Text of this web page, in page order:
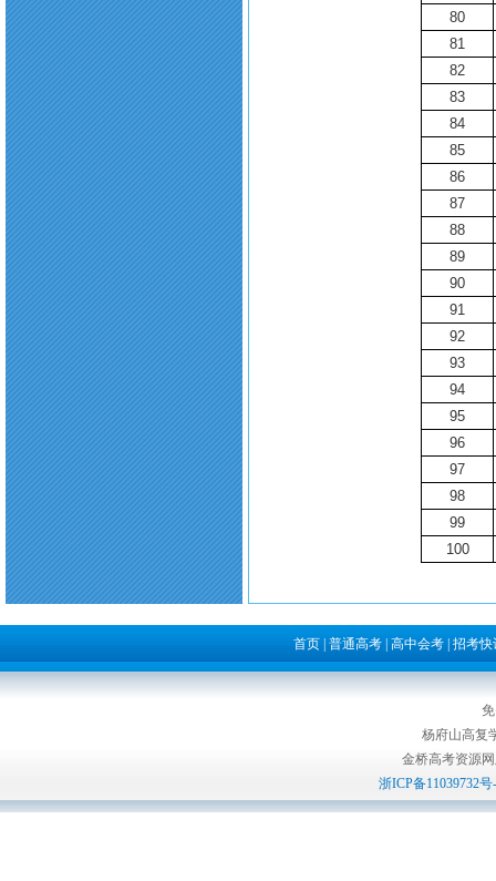
80
81
82
83
84
85
86
87
88
89
90
91
92
93
94
95
96
97
98
99
100
首页 普通高考 高中会考 招考快
杨府山高
金桥高考资源
浙ICP备11039732号